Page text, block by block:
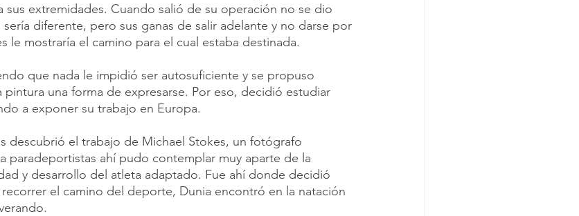
sus extremidades. Cuando salió de su operación no se dio
diferente, pero sus ganas de salir adelante y no darse por
le mostraría el camino para el cual estaba destinada.
que nada le impidió ser autosuficiente y se propuso
una forma de expresarse. Por eso, decidió estudiar
a exponer su trabajo en Europa.
descubrió el trabajo de Michael Stokes, un fotógrafo
paradeportistas ahí pudo contemplar muy aparte de la
y desarrollo del atleta adaptado. Fue ahí donde decidió
el camino del deporte, Dunia encontró en la natación